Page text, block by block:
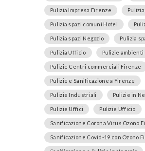
Pulizia Impresa Firenze
Pulizia spazi comuni Hotel
Pulizia spazi Negozio Pulizia
Pulizia Ufficio Pulizie ambienti
Pulizie Centri commerciali Firenze
Pulizie e Sanificazione a Firenze
Pulizie Industriali Pulizie in
Pulizie Uffici Pulizie Ufficio
Sanificazione Corona Virus Ozono
Sanificazione Covid-19 con Ozono